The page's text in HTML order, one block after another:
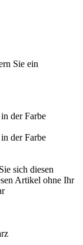
Sie ein
sich diesen
Artikel ohne Ihr